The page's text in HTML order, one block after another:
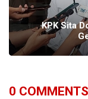
KPK Sita
0 COMMENTS